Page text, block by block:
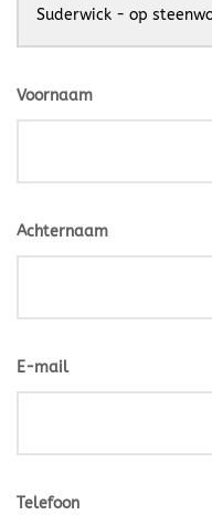
Voornaam
Achternaam
E-mail
Telefoon